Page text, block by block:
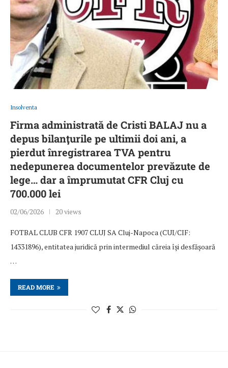
Insolventa
Firma administrată de Cristi BALAJ nu a
depus bilanţurile pe ultimii doi ani, a
pierdut înregistrarea TVA pentru
nedepunerea documentelor prevăzute de
lege… dar a împrumutat CFR Cluj cu
700.000 lei
02/06/2026 20 views
FOTBAL CLUB CFR 1907 CLUJ SA Cluj-Napoca (CUI/CIF:
14331896), entitatea juridică prin intermediul căreia îşi desfăşoară
…
READ MORE